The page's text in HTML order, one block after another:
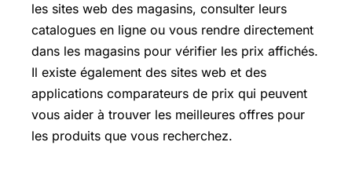
les sites web des magasins, consulter leurs
catalogues en ligne ou vous rendre directement
dans les magasins pour vérifier les prix affichés.
Il existe également des sites web et des
applications comparateurs de prix qui peuvent
vous aider à trouver les meilleures offres pour
les produits que vous recherchez.